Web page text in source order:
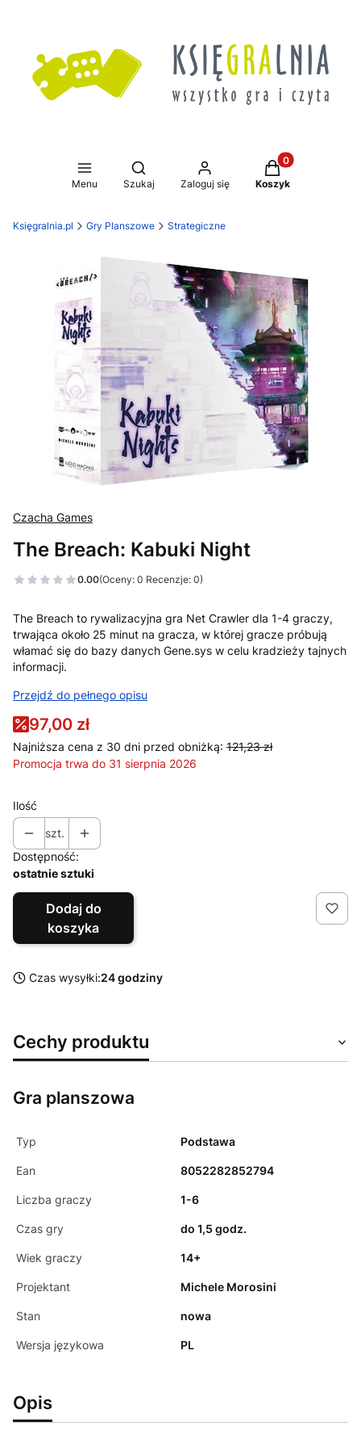
Menu
Otwórz wyszukiwarkę
Szukaj Zaloguj się
Produkty w
Koszyk
Księgralnia.pl Gry Planszowe Strategiczne
Czacha Games
The Breach: Kabuki Night
0.00(Oceny: 0 Recenzje: 0)
The Breach to rywalizacyjna gra Net Crawler dla 1-4 graczy,
trwająca około 25 minut na gracza, w której gracze próbują
włamać się do bazy danych Gene.sys w celu kradzieży tajnych
informacji.
Przejdź do pełnego opisu
97,00 zł
Najniższa cena z 30 dni przed obniżką: 121,23 zł
Promocja trwa do 31 sierpnia 2026
Ilość
szt.
Dostępność:
ostatnie sztuki
Dodaj do
koszyka
Czas wysyłki:24 godziny
Cechy produktu
Gra planszowa
Typ Podstawa
Ean 8052282852794
Liczba graczy 1-6
Czas gry do 1,5 godz.
Wiek graczy 14+
Projektant Michele Morosini
Stan nowa
Wersja językowa PL
Opis